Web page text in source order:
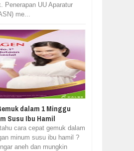
Penerapan UU Aparatur
me...
dalam 1 Minggu
Susu Ibu Hamil
cara cepat gemuk dalam
minum susu ibu hamil ?
aneh dan mungkin